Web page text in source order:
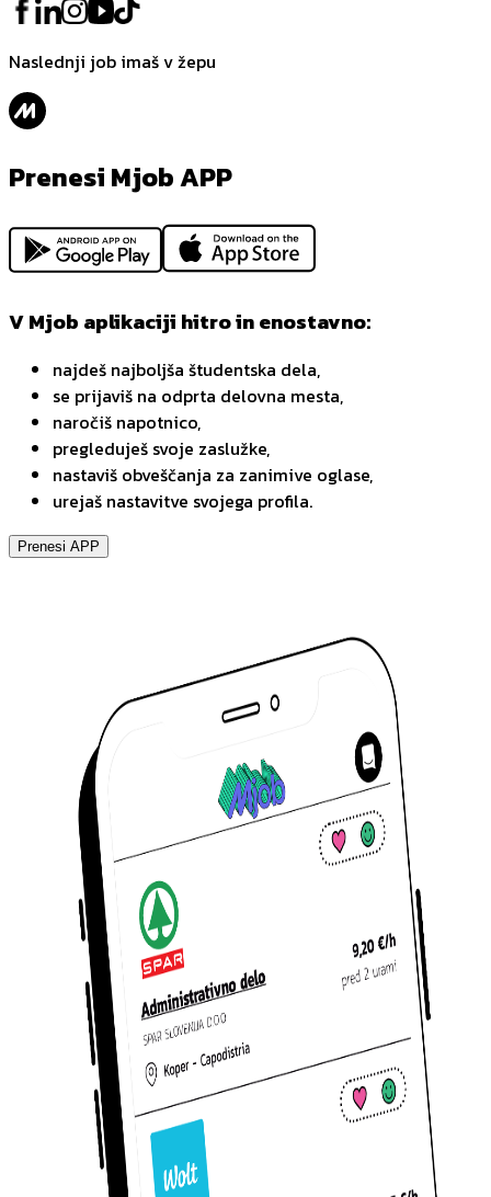
Naslednji job imaš v žepu
Prenesi Mjob APP
V Mjob aplikaciji hitro in enostavno:
najdeš najboljša študentska dela,
se prijaviš na odprta delovna mesta,
naročiš napotnico,
pregleduješ svoje zaslužke,
nastaviš obveščanja za zanimive oglase,
urejaš nastavitve svojega profila.
Prenesi APP